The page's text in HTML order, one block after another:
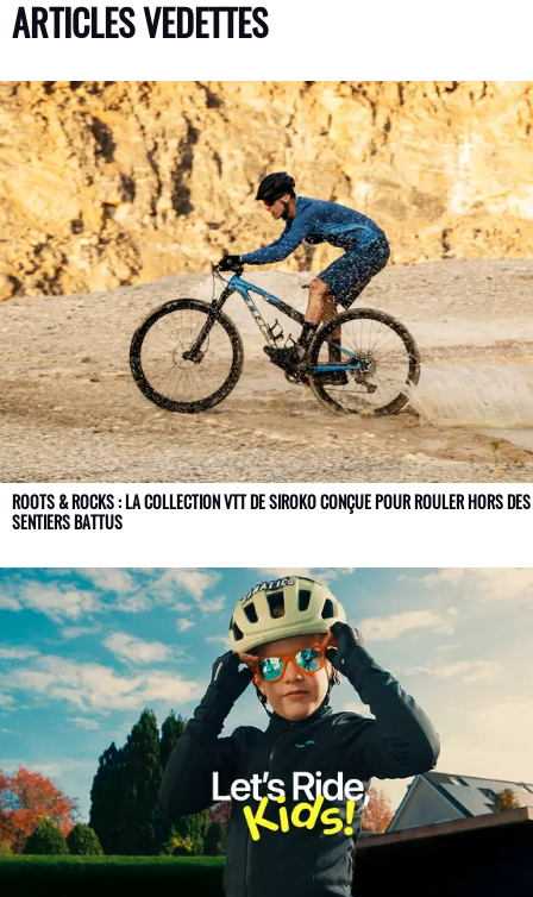
ARTICLES VEDETTES
ROOTS & ROCKS : LA COLLECTION VTT DE SIROKO CONÇUE POUR ROULER HORS DES
SENTIERS BATTUS